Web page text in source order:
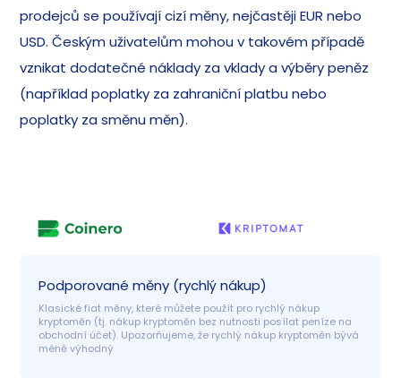
prodejců se používají cizí měny, nejčastěji EUR nebo
USD. Českým uživatelům mohou v takovém případě
vznikat dodatečné náklady za vklady a výběry peněz
(například poplatky za zahraniční platbu nebo
poplatky za směnu měn).
Podporované měny (rychlý nákup)
Klasické fiat měny, které můžete použít pro rychlý nákup
kryptoměn (tj. nákup kryptoměn bez nutnosti posílat peníze na
obchodní účet). Upozorňujeme, že rychlý nákup kryptoměn bývá
méně výhodný